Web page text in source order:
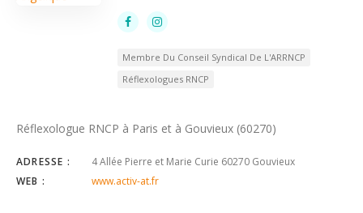
Membre Du Conseil Syndical De L'ARRNCP
Réflexologues RNCP
Réflexologue RNCP à Paris et à Gouvieux (60270)
ADRESSE :
4 Allée Pierre et Marie Curie 60270 Gouvieux
WEB :
www.activ-at.fr